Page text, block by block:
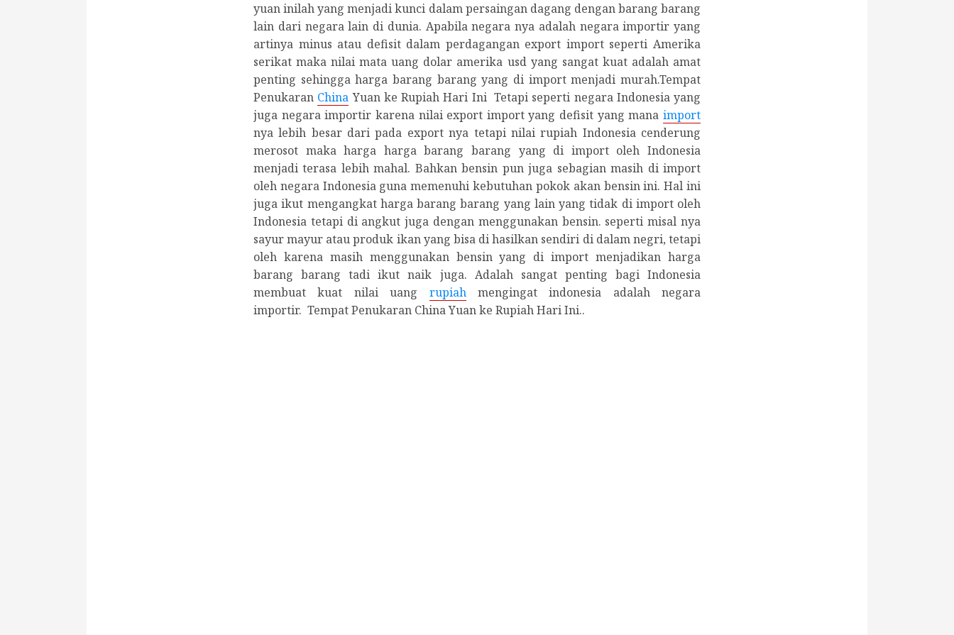
yuan inilah yang menjadi kunci dalam persaingan dagang dengan barang barang
lain dari negara lain di dunia. Apabila negara nya adalah negara importir yang
artinya minus atau defisit dalam perdagangan export import seperti Amerika
serikat maka nilai mata uang dolar amerika usd yang sangat kuat adalah amat
penting sehingga harga barang barang yang di import menjadi murah.Tempat
Penukaran China Yuan ke Rupiah Hari Ini Tetapi seperti negara Indonesia yang
juga negara importir karena nilai export import yang defisit yang mana import
nya lebih besar dari pada export nya tetapi nilai rupiah Indonesia cenderung
merosot maka harga harga barang barang yang di import oleh Indonesia
menjadi terasa lebih mahal. Bahkan bensin pun juga sebagian masih di import
oleh negara Indonesia guna memenuhi kebutuhan pokok akan bensin ini. Hal ini
juga ikut mengangkat harga barang barang yang lain yang tidak di import oleh
Indonesia tetapi di angkut juga dengan menggunakan bensin. seperti misal nya
sayur mayur atau produk ikan yang bisa di hasilkan sendiri di dalam negri, tetapi
oleh karena masih menggunakan bensin yang di import menjadikan harga
barang barang tadi ikut naik juga. Adalah sangat penting bagi Indonesia
membuat kuat nilai uang rupiahmengingat indonesia adalah negara
importir. Tempat Penukaran China Yuan ke Rupiah Hari Ini..